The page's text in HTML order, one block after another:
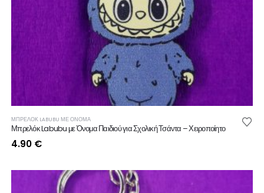
ΜΠΡΕΛΟΚ LABUBU ΜΕ ΟΝΟΜΑ
Μπρελόκ Labubu με Όνομα Παιδιού για Σχολική Τσάντα – Χειροποίητο
4.90 €